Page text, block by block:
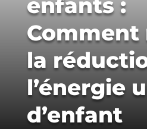
enfants :
Comment
la
l’énergie
d’enfant